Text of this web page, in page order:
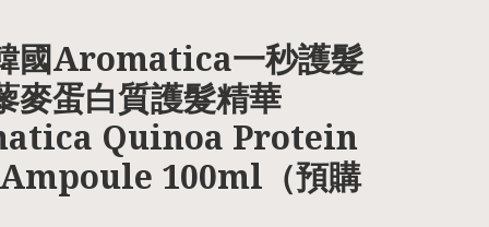
Aromatica一秒護髮
麥蛋白質護髮精華
Quinoa Protein
100ml（預購